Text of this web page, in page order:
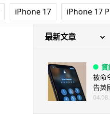
iPhone 17 iPhone 17
最新文章
資
被命
告英